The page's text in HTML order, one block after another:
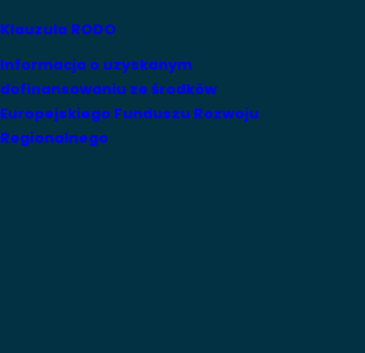
Klauzula RODO
Informacja o uzyskanym
dofinansowaniu ze środków
Europejskiego Funduszu Rozwoju
Regionalnego